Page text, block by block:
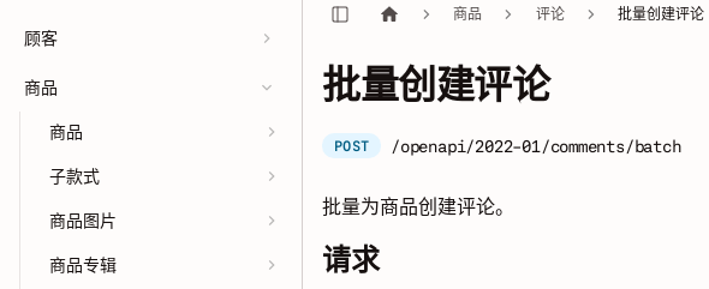
顾客
商品
商品
子款式
商品图片
商品专辑
商品 评论 批量创建评论
批量创建评论
POST /openapi/2022-01/comments/batch
批量为商品创建评论。
请求